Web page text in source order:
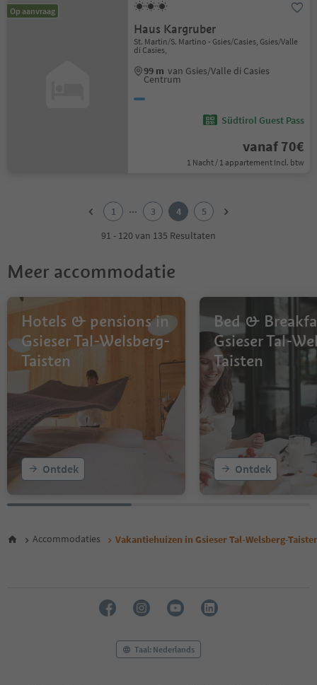
Op aanvraag
Haus Kargruber
St. Martin/S. Martino - Gsies/Casies, Gsies/Valle
di Casies,
99 m van Gsies/Valle di Casies
Centrum
Südtirol Guest Pass
vanaf 70€
1 Nacht / 1 appartement Incl. btw
1 ... 3 4
5
91 - 120 van 135 Resultaten
Meer accommodatie
Hotels & pensions in
Gsieser Tal-Welsberg-
Taisten
Ontdek
Bed &
Gsieser Tal-
Taisten
Ontdek
Accommodaties Vakantiehuizen in Gsieser Tal-Welsberg-
Taal: Nederlands